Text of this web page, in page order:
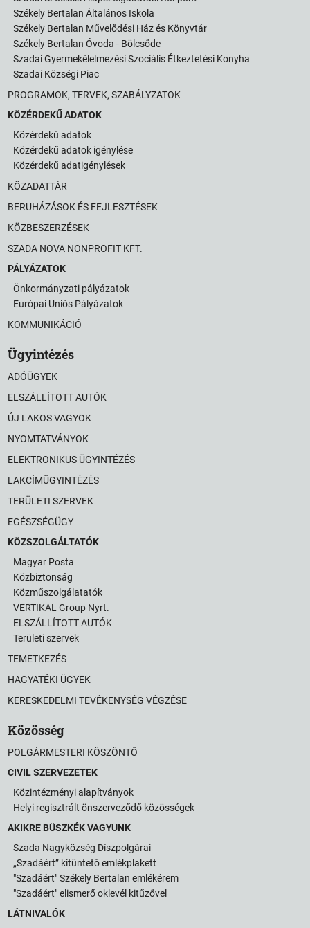
Székely Bertalan Általános Iskola
Székely Bertalan Művelődési Ház és Könyvtár
Székely Bertalan Óvoda - Bölcsőde
Szadai Gyermekélelmezési Szociális Étkeztetési Konyha
Szadai Községi Piac
PROGRAMOK, TERVEK, SZABÁLYZATOK
KÖZÉRDEKŰ ADATOK
Közérdekű adatok
Közérdekű adatok igénylése
Közérdekű adatigénylések
KÖZADATTÁR
BERUHÁZÁSOK ÉS FEJLESZTÉSEK
KÖZBESZERZÉSEK
SZADA NOVA NONPROFIT KFT.
PÁLYÁZATOK
Önkormányzati pályázatok
Európai Uniós Pályázatok
KOMMUNIKÁCIÓ
Ügyintézés
ADÓÜGYEK
ELSZÁLLÍTOTT AUTÓK
ÚJ LAKOS VAGYOK
NYOMTATVÁNYOK
ELEKTRONIKUS ÜGYINTÉZÉS
LAKCÍMÜGYINTÉZÉS
TERÜLETI SZERVEK
EGÉSZSÉGÜGY
KÖZSZOLGÁLTATÓK
Magyar Posta
Közbiztonság
Közműszolgálatatók
VERTIKAL Group Nyrt.
ELSZÁLLÍTOTT AUTÓK
Területi szervek
TEMETKEZÉS
HAGYATÉKI ÜGYEK
KERESKEDELMI TEVÉKENYSÉG VÉGZÉSE
Közösség
POLGÁRMESTERI KÖSZÖNTŐ
CIVIL SZERVEZETEK
Közintézményi alapítványok
Helyi regisztrált önszerveződő közösségek
AKIKRE BÜSZKÉK VAGYUNK
Szada Nagyközség Díszpolgárai
„Szadáért” kitüntető emlékplakett
"Szadáért" Székely Bertalan emlékérem
"Szadáért" elismerő oklevél kitűzővel
LÁTNIVALÓK